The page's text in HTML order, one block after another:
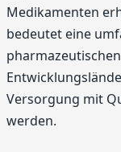
Medikamenten
bedeutet eine
Versorgung mit
werden.